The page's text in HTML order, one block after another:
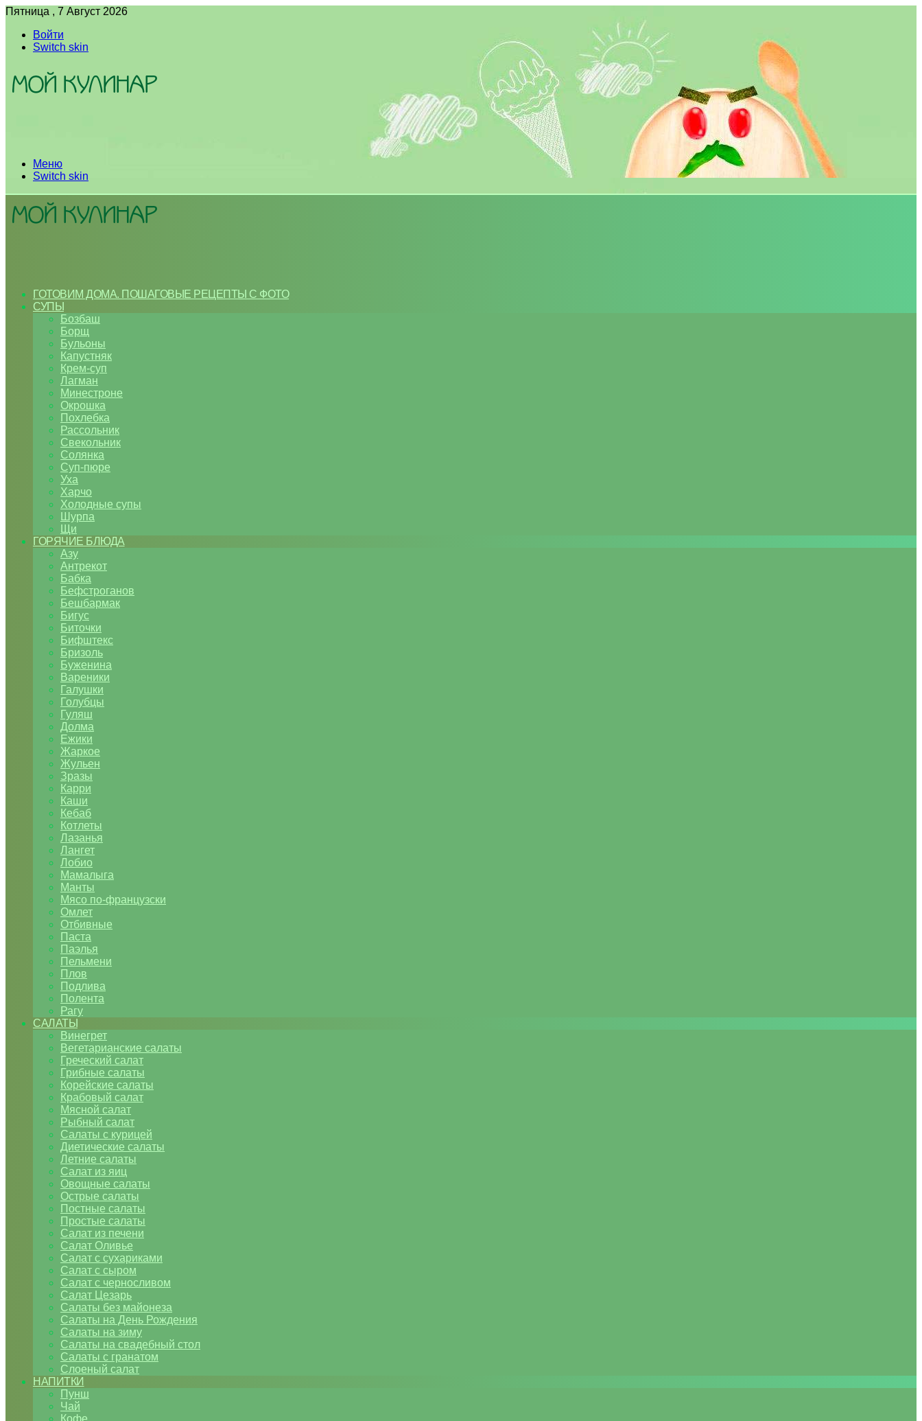
Пятница , 7 Август 2026
Войти
Switch skin
Меню
Switch skin
ГОТОВИМ ДОМА. ПОШАГОВЫЕ РЕЦЕПТЫ С ФОТО
СУПЫ
Бозбаш
Борщ
Бульоны
Капустняк
Крем-суп
Лагман
Минестроне
Окрошка
Похлебка
Рассольник
Свекольник
Солянка
Суп-пюре
Уха
Харчо
Холодные супы
Шурпа
Щи
ГОРЯЧИЕ БЛЮДА
Азу
Антрекот
Бабка
Бефстроганов
Бешбармак
Бигус
Биточки
Бифштекс
Бризоль
Буженина
Вареники
Галушки
Голубцы
Гуляш
Долма
Ежики
Жаркое
Жульен
Зразы
Карри
Каши
Кебаб
Котлеты
Лазанья
Лангет
Лобио
Мамалыга
Манты
Мясо по-французски
Омлет
Отбивные
Паста
Паэлья
Пельмени
Плов
Подлива
Полента
Рагу
САЛАТЫ
Винегрет
Вегетарианские салаты
Греческий салат
Грибные салаты
Корейские салаты
Крабовый салат
Мясной салат
Рыбный салат
Салаты с курицей
Диетические салаты
Летние салаты
Салат из яиц
Овощные салаты
Острые салаты
Постные салаты
Простые салаты
Салат из печени
Салат Оливье
Салат с сухариками
Салат с сыром
Салат с черносливом
Салат Цезарь
Салаты без майонеза
Салаты на День Рождения
Салаты на зиму
Салаты на свадебный стол
Салаты с гранатом
Слоеный салат
НАПИТКИ
Пунш
Чай
Кофе